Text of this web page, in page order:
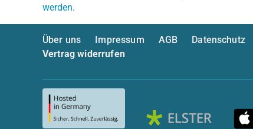
werden.
Über uns Impressum AGB Datenschutz
Vertrag widerrufen